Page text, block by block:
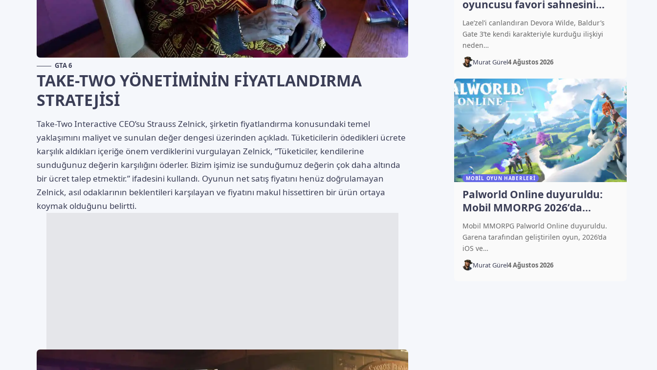
GTA 6
TAKE-TWO YÖNETİMİNİN FİYATLANDIRMA
STRATEJİSİ
Take-Two Interactive CEO’su Strauss Zelnick, şirketin fiyatlandırma konusundaki temel
yaklaşımını maliyet ve sunulan değer dengesi üzerinden açıkladı. Tüketicilerin ödedikleri ücrete
karşılık aldıkları içeriğe önem verdiklerini vurgulayan Zelnick, “Tüketiciler, kendilerine
sunduğunuz değerin karşılığını öderler. Bizim işimiz ise sunduğumuz değerin çok daha altında
bir ücret talep etmektir.” ifadesini kullandı. Oyunun net satış fiyatını henüz doğrulamayan
Zelnick, asıl odaklarının beklentileri karşılayan ve fiyatını makul hissettiren bir ürün ortaya
koymak olduğunu belirtti.
oyuncusu favori sahnesini
açıkladı
Lae’zel’i canlandıran Devora Wilde, Baldur’s
Gate 3’te kendi karakteriyle kurduğu ilişkiyi
neden…
Murat Gürel4 Ağustos 2026
MOBIL OYUN HABERLERI
Palworld Online duyuruldu:
Mobil MMORPG 2026’da
çıkacak
Mobil MMORPG Palworld Online duyuruldu.
Garena tarafından geliştirilen oyun, 2026’da
iOS ve…
Murat Gürel4 Ağustos 2026